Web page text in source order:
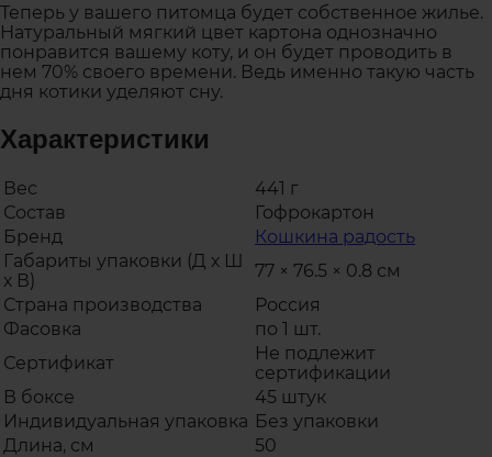
Теперь у вашего питомца будет собственное жилье.
Натуральный мягкий цвет картона однозначно
понравится вашему коту, и он будет проводить в
нем 70% своего времени. Ведь именно такую часть
дня котики уделяют сну.
Характеристики
Вес
441 г
Состав
Гофрокартон
Бренд
Кошкина радость
Габариты упаковки (Д х Ш
х В)
77 × 76.5 × 0.8 см
Страна производства
Россия
Фасовка
по 1 шт.
Сертификат
Не подлежит
сертификации
В боксе
45 штук
Индивидуальная упаковка Без упаковки
Длина, см
50